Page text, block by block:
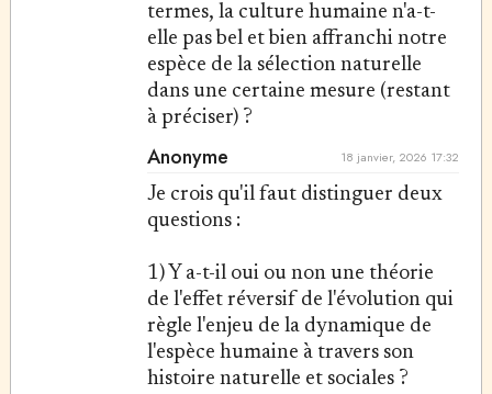
termes, la culture humaine n'a-t-
elle pas bel et bien affranchi notre
espèce de la sélection naturelle
dans une certaine mesure (restant
à préciser) ?
Anonyme 18 janvier, 2026 17:32
Je crois qu'il faut distinguer deux
questions :
1) Y a-t-il oui ou non une théorie
de l'effet réversif de l'évolution qui
règle l'enjeu de la dynamique de
l'espèce humaine à travers son
histoire naturelle et sociales ?